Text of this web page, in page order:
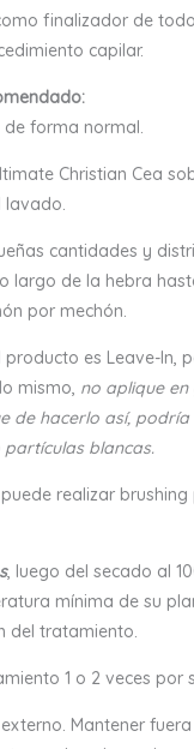
finalizador de
capilar.
de forma normal.
Christian Cea
lavado.
cantidades y
largo de la hebra
por mechón.
producto es Leave-In,
mismo, no aplique
de hacerlo así,
blancas.
puede realizar
, luego del secado al
mínima de su
del tratamiento.
1 o 2 veces por
externo. Mantener